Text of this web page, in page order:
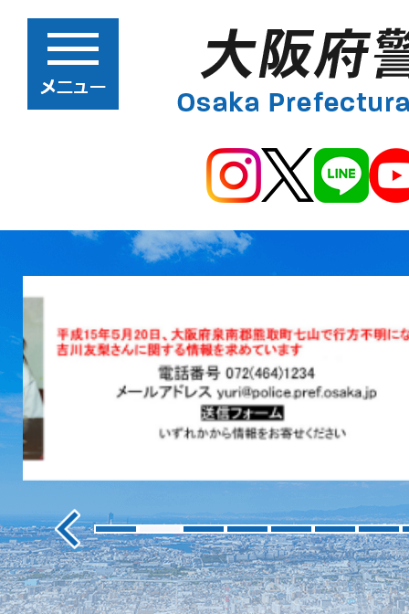
2
目
の
ス
ラ
イ
ド